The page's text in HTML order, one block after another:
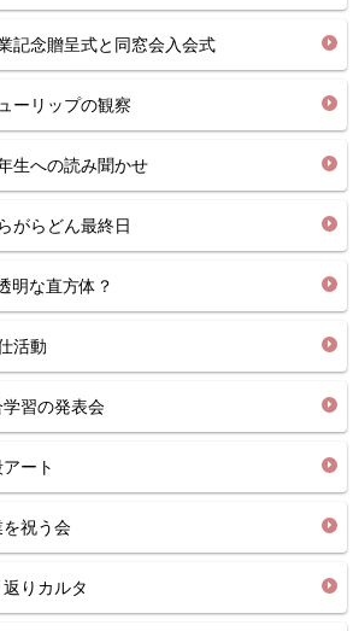
念贈呈式と同窓会入会式
ーリップの観察
生への読み聞かせ
がらどん最終日
な直方体？
活動
習の発表会
ート
祝う会
りカルタ